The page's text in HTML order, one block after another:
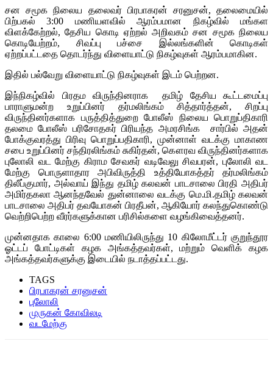
சன சமூக நிலைய தலைவர் பிரபாகரன் சரனுசன், தலைமையில்
பிற்பகல் 3:00 மணியளவில் ஆரம்பமான நிகழ்வில் மங்கள
விளக்கேற்றல், தேசிய கொடி ஏற்றல் அறிவகம் சன சமூக நிலைய
கொடியேற்றம், சிவப்பு பச்சை இல்லங்களின் கொடிகள்
ஏற்றப்பட்டதை தொடர்ந்து விளையாட்டு நிகழ்வுகள் ஆரம்பமாகின.
இதில் பல்வேறு விளையாட்டு நிகழ்வுகள் இடம் பெற்றன.
இந்நிகழ்வில் பிரதம விருந்தினராக தமிழ் தேசிய கூட்டமைப்பு
பாராளுமன்ற உறுப்பினர் தர்மலிங்கம் சித்தார்த்தன், சிறப்பு
விருந்தினர்களாக பருத்தித்துறை போலீஸ் நிலைய பொறுப்திகாரி
தலமை போலீஸ் பரிசோதகர் பிரியந்த அமரசிங்க சார்பில் அதன்
போக்குவரத்து பிரிவு பொறுப்பதிகாரி, முன்னாள் வடக்கு மாகாண
சபை உறுப்பினர் சந்திரலிங்கம் சுகிர்தன், கௌரவ விருந்தினர்களாக
புலோலி வட மேற்கு கிராம சேவகர் வடிவேலு சிவபரன், புலோலி வட
மேற்கு பொருளாதார அபிவிருத்தி உத்தியோகத்தர் தர்மலிங்கம்
திலீப்குமார், அல்வாய் இந்து தமிழ் கலவன் பாடசாலை பிரதி அதிபர்
அமிர்தகலா ஆனந்தவேல் துன்னாலை வடக்கு மெ.மி.தமிழ் கலவன்
பாடசாலை அதிபர் தவயோகன் பிரதீபன், ஆகியோர் கலந்துகொண்டு
வெற்றிபெற்ற வீரர்களுக்கான பரிசில்களை வழங்கிவைத்தனர்.
முன்னதாக காலை 6:00 மணியிலிருந்து 10 கிலோமீட்டர் குறுந்தூர
ஓட்டப் போட்டிகள் கழக அங்கத்தவர்கள், மற்றும் வெளிக் கழக
அங்கத்தவர்களுக்கு இடையில் நடாத்தப்பட்டது.
TAGS
பிரபாகரன் சரனுசன்
புலோலி
முருகன் கோவிலடி
வடமேற்கு